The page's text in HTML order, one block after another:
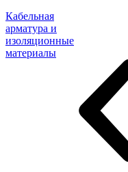
Кабельная
арматура и
изоляционные
материалы